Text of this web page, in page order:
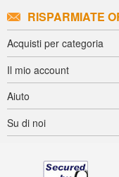
RISPARMIATE
Acquisti per categoria
Il mio account
Aiuto
Su di noi